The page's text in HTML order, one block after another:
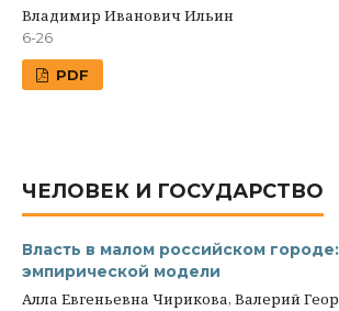
Владимир Иванович Ильин
6-26
PDF
ЧЕЛОВЕК И ГОСУДАРСТВО
Власть в малом российском
эмпирической модели
Алла Евгеньевна Чирикова, Валерий